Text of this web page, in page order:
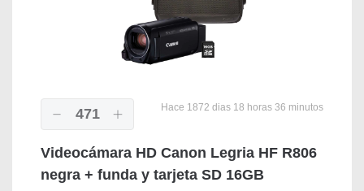
471 Hace 1872 dias 18 horas 36 minutos
Videocámara HD Canon Legria HF R806
negra + funda y tarjeta SD 16GB